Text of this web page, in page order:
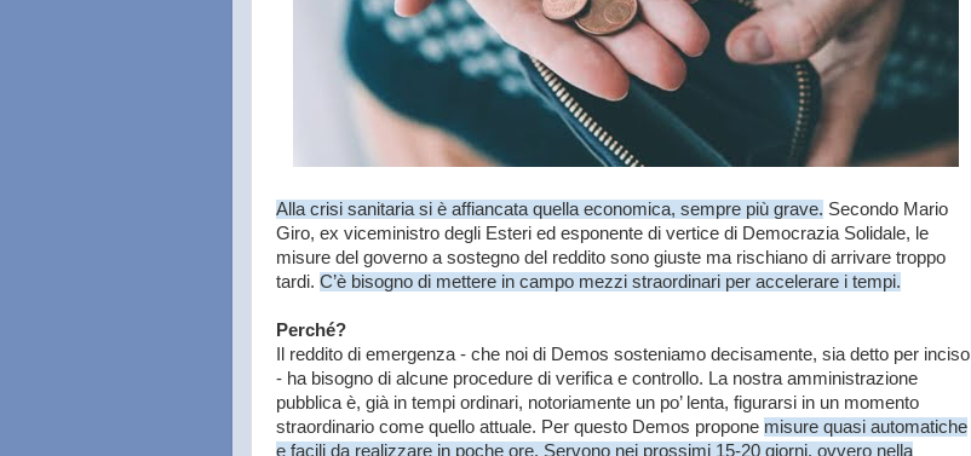
Alla crisi sanitaria si è affiancata quella economica, sempre più grave. Secondo Mario
Giro, ex viceministro degli Esteri ed esponente di vertice di Democrazia Solidale, le
misure del governo a sostegno del reddito sono giuste ma rischiano di arrivare troppo
tardi. C’è bisogno di mettere in campo mezzi straordinari per accelerare i tempi.
Perché?
Il reddito di emergenza - che noi di Demos sosteniamo decisamente, sia detto per inciso
- ha bisogno di alcune procedure di verifica e controllo. La nostra amministrazione
pubblica è, già in tempi ordinari, notoriamente un po’ lenta, figurarsi in un momento
straordinario come quello attuale. Per questo Demos propone misure quasi automatiche
e facili da realizzare in poche ore. Servono nei prossimi 15-20 giorni, ovvero nella